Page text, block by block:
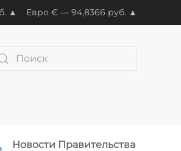
▲ Евро € — 94,8366 руб. ▲
Новости Правительства